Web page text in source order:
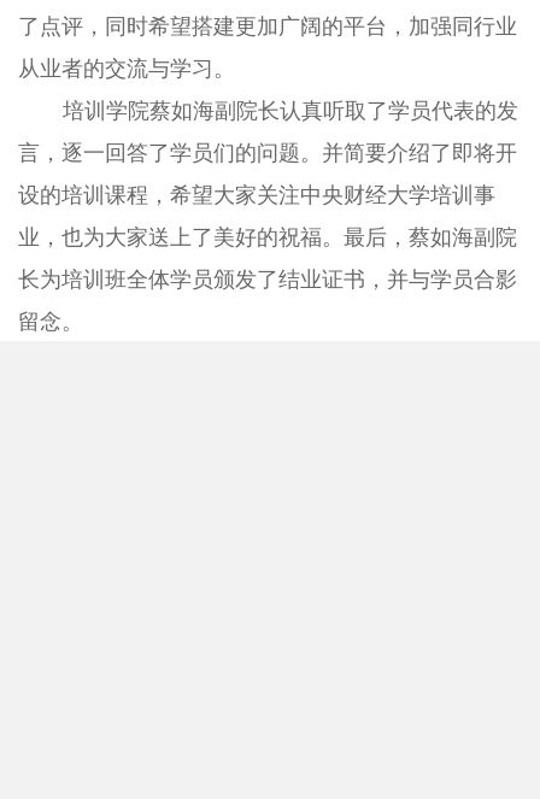
了点评，同时希望搭建更加广阔的平台，加强同行业
从业者的交流与学习。
培训学院蔡如海副院长认真听取了学员代表的发
言，逐一回答了学员们的问题。并简要介绍了即将开
设的培训课程，希望大家关注中央财经大学培训事
业，也为大家送上了美好的祝福。最后，蔡如海副院
长为培训班全体学员颁发了结业证书，并与学员合影
留念。